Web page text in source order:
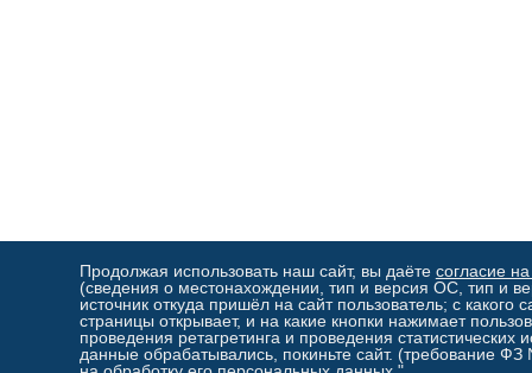
Продолжая использовать наш сайт, вы даёте согласие
(сведения о местонахождении, тип и версия ОС, тип и
источник откуда пришёл на сайт пользователь; с
страницы открывает, и на какие кнопки нажимает
проведения ретагретинга и проведения
данные обрабатывались, покиньте сайт. (требование